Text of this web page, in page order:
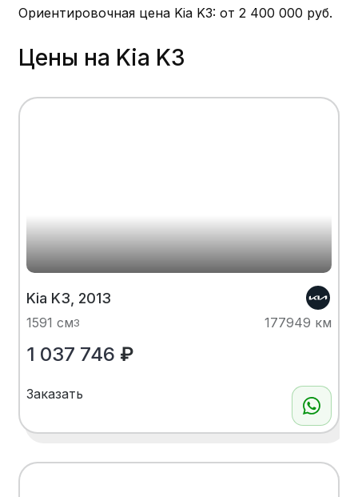
Ориентировочная цена Kia K3: от 2 400 000 руб.
Цены на Kia K3
Kia K3, 2013
1591 см3 177949 км
1 037 746 ₽
Заказать